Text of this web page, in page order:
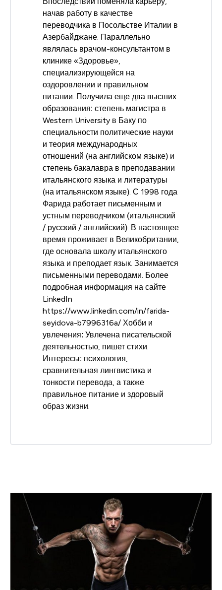
начав работу в качестве
переводчика в Посольстве Италии в
Азербайджане. Параллельно
являлась врачом-консультантом в
клинике «Здоровье»,
специализирующейся на
оздоровлении и правильном
питании. Получила еще два высших
образования: степень магистра в
Western University в Баку по
специальности политические науки
и теория международных
отношений (на английском языке) и
степень бакалавра в преподавании
итальянского языка и литературы
(на итальянском языке). С 1998 года
Фарида работает письменным и
устным переводчиком (итальянский
/ русский / английский). В настоящее
время проживает в Великобритании,
где основала школу итальянского
языка и преподает язык. Занимается
письменными переводами. Более
подробная информация на сайте
LinkedIn
https://www.linkedin.com/in/farida-
seyidova-b7996316a/ Хобби и
увлечения: Увлечена писательской
деятельностью, пишет стихи.
Интересы: психология,
сравнительная лингвистика и
тонкости перевода, а также
правильное питание и здоровый
образ жизни.